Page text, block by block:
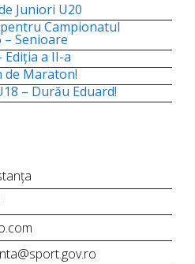
Juniori U20
Campionatul
Senioare
Ediția a II-a
de Maraton!
– Durău Eduard!